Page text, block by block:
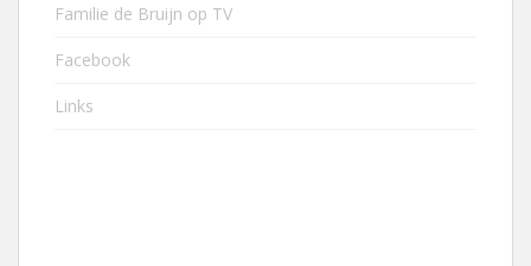
Familie de Bruijn op TV
Facebook
Links